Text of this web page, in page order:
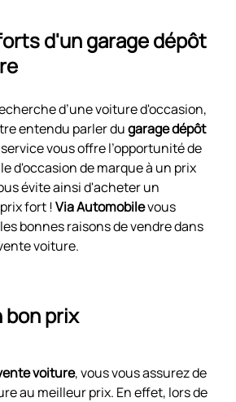
d'un garage dépôt
d’une voiture d'occasion,
entendu parler dugarage dépôt
service vous offre l’opportunité de
d'occasion de marque à un prix
évite ainsi d'acheter un
fort !Via Automobilevous
bonnes raisons de vendre dans
voiture.
bon prix
voiture, vous vous assurez de
au meilleur prix. En effet, lors de